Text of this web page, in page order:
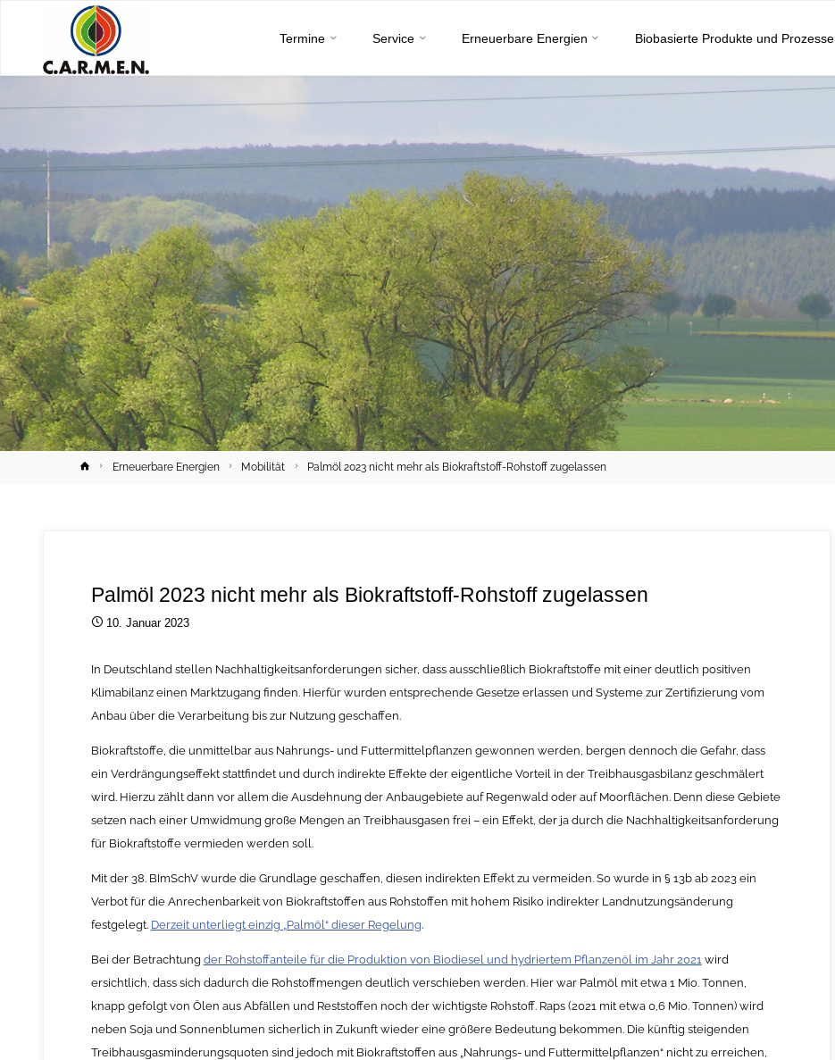
content
Termine Service Erneuerbare Energien Biobasierte Produkte und Prozesse
HomeErneuerbare Energien Mobilität Palmöl 2023 nicht mehr als Biokraftstoff-Rohstoff zugelassen
Palmöl 2023 nicht mehr als Biokraftstoff-Rohstoff zugelassen
10. Januar 2023
In Deutschland stellen Nachhaltigkeitsanforderungen sicher, dass ausschließlich Biokraftstoffe mit einer deutlich positiven
Klimabilanz einen Marktzugang finden. Hierfür wurden entsprechende Gesetze erlassen und Systeme zur Zertifizierung vom
Anbau über die Verarbeitung bis zur Nutzung geschaffen.
Biokraftstoffe, die unmittelbar aus Nahrungs- und Futtermittelpflanzen gewonnen werden, bergen dennoch die Gefahr, dass
ein Verdrängungseffekt stattfindet und durch indirekte Effekte der eigentliche Vorteil in der Treibhausgasbilanz geschmälert
wird. Hierzu zählt dann vor allem die Ausdehnung der Anbaugebiete auf Regenwald oder auf Moorflächen. Denn diese Gebiete
setzen nach einer Umwidmung große Mengen an Treibhausgasen frei – ein Effekt, der ja durch die Nachhaltigkeitsanforderung
für Biokraftstoffe vermieden werden soll.
Mit der 38. BImSchV wurde die Grundlage geschaffen, diesen indirekten Effekt zu vermeiden. So wurde in § 13b ab 2023 ein
Verbot für die Anrechenbarkeit von Biokraftstoffen aus Rohstoffen mit hohem Risiko indirekter Landnutzungsänderung
festgelegt. Derzeit unterliegt einzig „Palmöl“ dieser Regelung.
Bei der Betrachtung der Rohstoffanteile für die Produktion von Biodiesel und hydriertem Pflanzenöl im Jahr 2021wird
ersichtlich, dass sich dadurch die Rohstoffmengen deutlich verschieben werden. Hier war Palmöl mit etwa 1 Mio. Tonnen,
knapp gefolgt von Ölen aus Abfällen und Reststoffen noch der wichtigste Rohstoff. Raps (2021 mit etwa 0,6 Mio. Tonnen) wird
neben Soja und Sonnenblumen sicherlich in Zukunft wieder eine größere Bedeutung bekommen. Die künftig steigenden
Treibhausgasminderungsquoten sind jedoch mit Biokraftstoffen aus „Nahrungs- und Futtermittelpflanzen“ nicht zu erreichen,